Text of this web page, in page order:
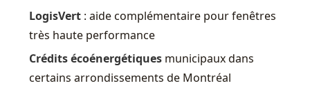
LogisVert : aide complémentaire pour fenêtres
très haute performance
Crédits écoénergétiques municipaux dans
certains arrondissements de Montréal